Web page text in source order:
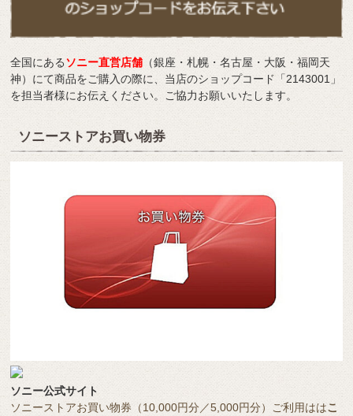
全国にあるソニー直営店舗 （銀座・札幌・名古屋・大阪・福岡天
神）にて商品をご購入の際に、当店のショップコード「2143001」
を担当者様にお伝えください。ご協力お願いいたします。
ソニーストアお買い物券
ソニー公式サイト
ソニーストアお買い物券（10,000円分／5,000円分）ご利用ははこ